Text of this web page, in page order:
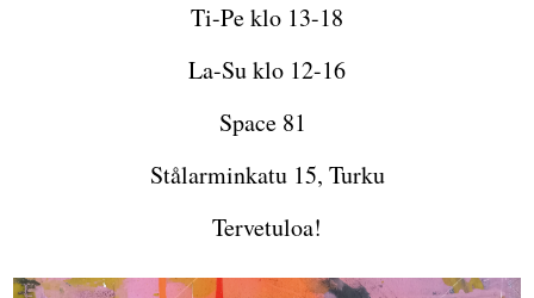
Ti-Pe klo 13-18
La-Su klo 12-16
Space 81
Stålarminkatu 15, Turku
Tervetuloa!